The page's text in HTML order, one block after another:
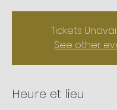
Tickets
See other
Heure et lieu